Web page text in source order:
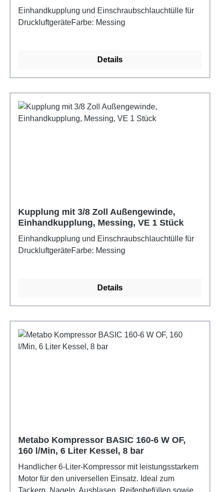
Einhandkupplung und Einschraubschlauchtülle für
DruckluftgeräteFarbe: Messing
Details
Kupplung mit 3/8 Zoll Außengewinde,
Einhandkupplung, Messing, VE 1 Stück
Einhandkupplung und Einschraubschlauchtülle für
DruckluftgeräteFarbe: Messing
Details
Metabo Kompressor BASIC 160-6 W OF,
160 l/Min, 6 Liter Kessel, 8 bar
Handlicher 6-Liter-Kompressor mit leistungsstarkem
Motor für den universellen Einsatz. Ideal zum
Tackern, Nageln, Ausblasen, Reifenbefüllen sowie